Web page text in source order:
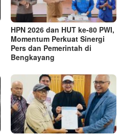
HPN 2026 dan HUT ke-80 PWI,
Momentum Perkuat Sinergi
Pers dan Pemerintah di
Bengkayang